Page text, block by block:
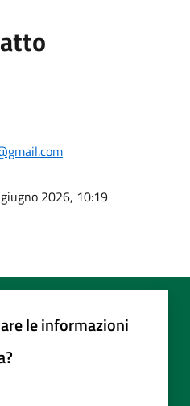
2026, 10:19
le informazioni